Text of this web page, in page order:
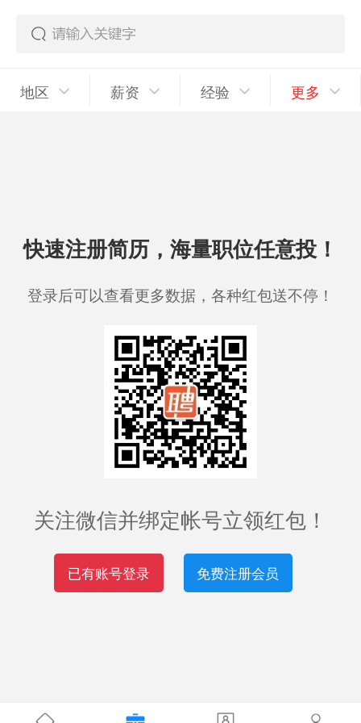
地区 薪资 经验 更多
快速注册简历，海量职位任意投！
登录后可以查看更多数据，各种红包送不停！
关注微信并绑定帐号立领红包！
已有账号登录 免费注册会员